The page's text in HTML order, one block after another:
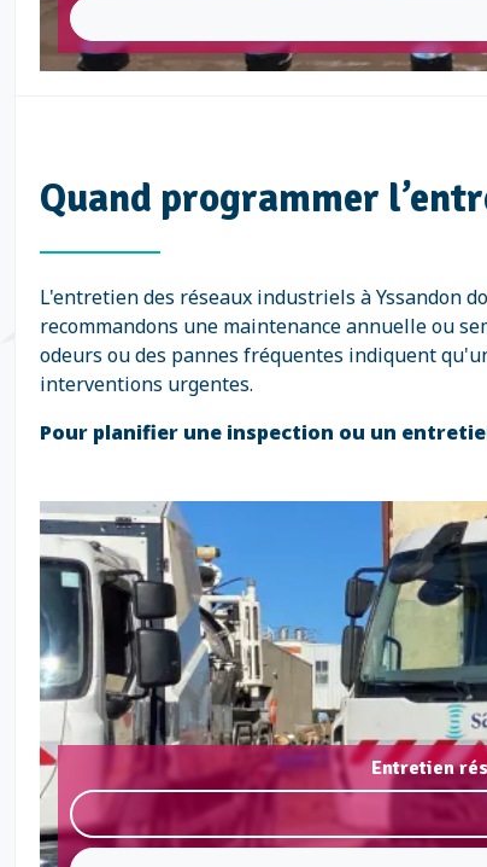
Quand programmer
L'entretien des réseaux industriels à Yssandon
recommandons une maintenance annuelle ou
odeurs ou des pannes fréquentes indiquent
interventions urgentes.
Pour planifier une inspection ou un
Entretien